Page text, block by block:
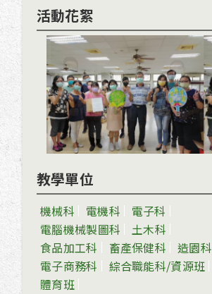
活動花絮
教學單位
機械科 電機科
電子科
電腦機械製圖科
土木科
食品加工科
畜產保健科
造園科
電子商務科
綜合職能科/資源班
體育班